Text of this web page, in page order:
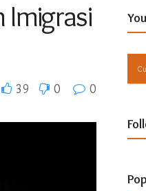
Imigrasi
39 0 0